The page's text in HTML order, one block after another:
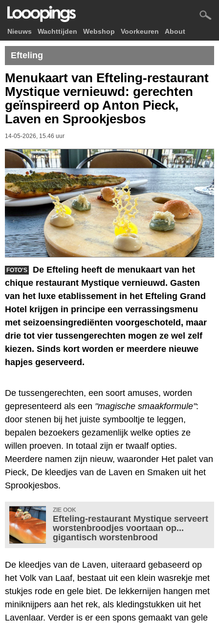
Nieuws Wachttijden Webshop Voorkeuren About
Efteling
Menukaart van Efteling-restaurant
Mystique vernieuwd: gerechten
geïnspireerd op Anton Pieck,
Laven en Sprookjesbos
14-05-2026, 15.46 uur
FOTO'S
De Efteling heeft de menukaart van het
chique restaurant Mystique vernieuwd. Gasten
van het luxe etablissement in het Efteling Grand
Hotel krijgen in principe een verrassingsmenu
met seizoensingrediënten voorgeschoteld, maar
drie tot vier tussengerechten mogen ze wel zelf
kiezen. Sinds kort worden er meerdere nieuwe
hapjes geserveerd.
De tussengerechten, een soort amuses, worden
gepresenteerd als een "magische smaakformule":
door stenen bij het juiste symbooltje te leggen,
bepalen bezoekers gezamenlijk welke opties ze
willen proeven. In totaal zijn er twaalf opties.
Meerdere namen zijn nieuw, waaronder Het palet van
Pieck, De kleedjes van de Laven en Smaken uit het
Sprookjesbos.
ZIE OOK
Efteling-restaurant Mystique serveert
worstenbroodjes voortaan op...
gigantisch worstenbrood
De kleedjes van de Laven, uiteraard gebaseerd op
het Volk van Laaf, bestaat uit een klein wasrekje met
stukjes rode en gele biet. De lekkernijen hangen met
miniknijpers aan het rek, als kledingstukken uit het
Lavenlaar. Verder is er een spons gemaakt van gele